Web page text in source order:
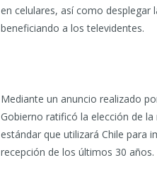
en celulares, así como desplegar
beneficiando a los televidentes.
Mediante un anuncio realizado
Gobierno ratificó la elección de
estándar que utilizará Chile para
recepción de los últimos 30 años.